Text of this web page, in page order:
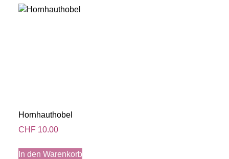
Hornhauthobel
CHF 10.00
In den Warenkorb